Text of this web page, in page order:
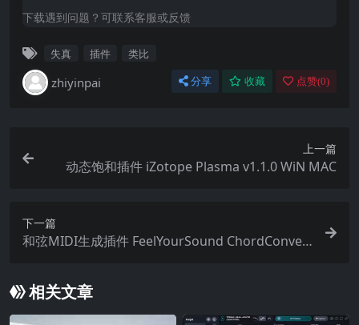
下载遇到问题？可联系客服或反馈
失真 插件 类比
zhiyinpai 分享 收藏 点赞(0)
上一篇
动态饱和插件 iZotope Plasma v1.1.0 WiN MAC
下一篇
和弦MIDI生成插件 FeelYourSound ChordConvert
相关文章